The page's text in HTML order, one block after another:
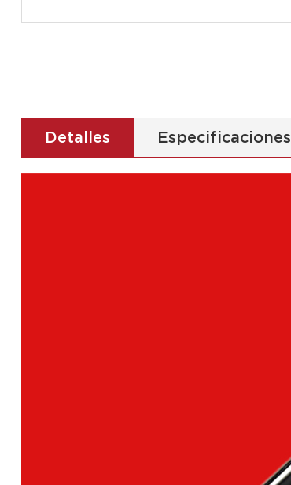
Detalles Especificaciones